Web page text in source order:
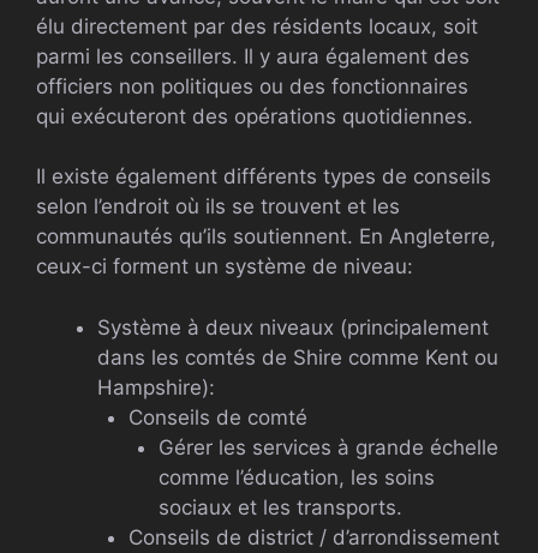
élu directement par des résidents locaux, soit
parmi les conseillers. Il y aura également des
officiers non politiques ou des fonctionnaires
qui exécuteront des opérations quotidiennes.
Il existe également différents types de conseils
selon l’endroit où ils se trouvent et les
communautés qu’ils soutiennent. En Angleterre,
ceux-ci forment un système de niveau:
Système à deux niveaux (principalement
dans les comtés de Shire comme Kent ou
Hampshire):
Conseils de comté
Gérer les services à grande échelle
comme l’éducation, les soins
sociaux et les transports.
Conseils de district / d’arrondissement